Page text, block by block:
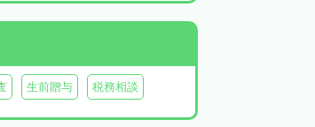
虻田郡倶知安町
郡古平町 積丹郡積丹町
空知郡上砂川町
生前贈与 税務相談